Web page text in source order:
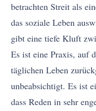
betrachten Streit als
das soziale Leben
gibt eine tiefe Kluft
Es ist eine Praxis, auf
täglichen Leben
unbeabsichtigt. Es ist
dass Reden in sehr